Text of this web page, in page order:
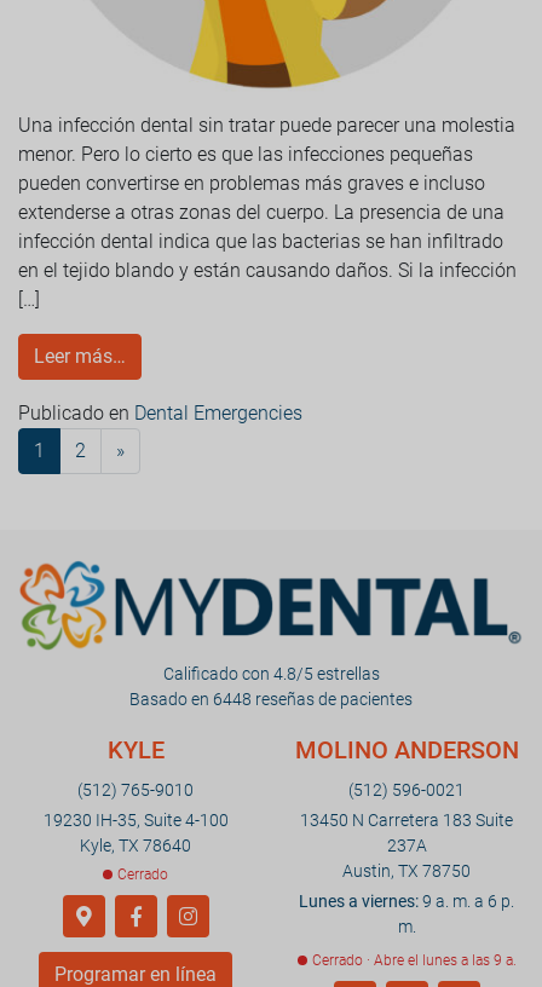
Una infección dental sin tratar puede parecer una molestia
menor. Pero lo cierto es que las infecciones pequeñas
pueden convertirse en problemas más graves e incluso
extenderse a otras zonas del cuerpo. La presencia de una
infección dental indica que las bacterias se han infiltrado
en el tejido blando y están causando daños. Si la infección
[…]
Leer más…
Publicado en Dental Emergencies
1
2 »
Calificado con 4.8/5 estrellas
Basado en 6448 reseñas de pacientes
KYLE
(512) 765-9010
19230 IH-35, Suite 4-100
Kyle, TX 78640
Cerrado
Programar en línea
MOLINO ANDERSON
(512) 596-0021
13450 N Carretera 183 Suite
237A
Austin, TX 78750
Lunes a viernes:9 a. m. a 6 p.
m.
Cerrado · Abre el lunes a las 9 a.